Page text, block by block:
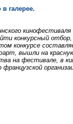
галерее.
кинофестиваля
конкурсный
конкурсе
вышли на
на фестивале, в